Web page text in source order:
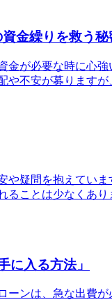
金繰りを救う秘
金が必要な時に心
や不安が募ります
疑問を抱えてい
ることは少なくあ
に入る方法」
ンは、急な出費が